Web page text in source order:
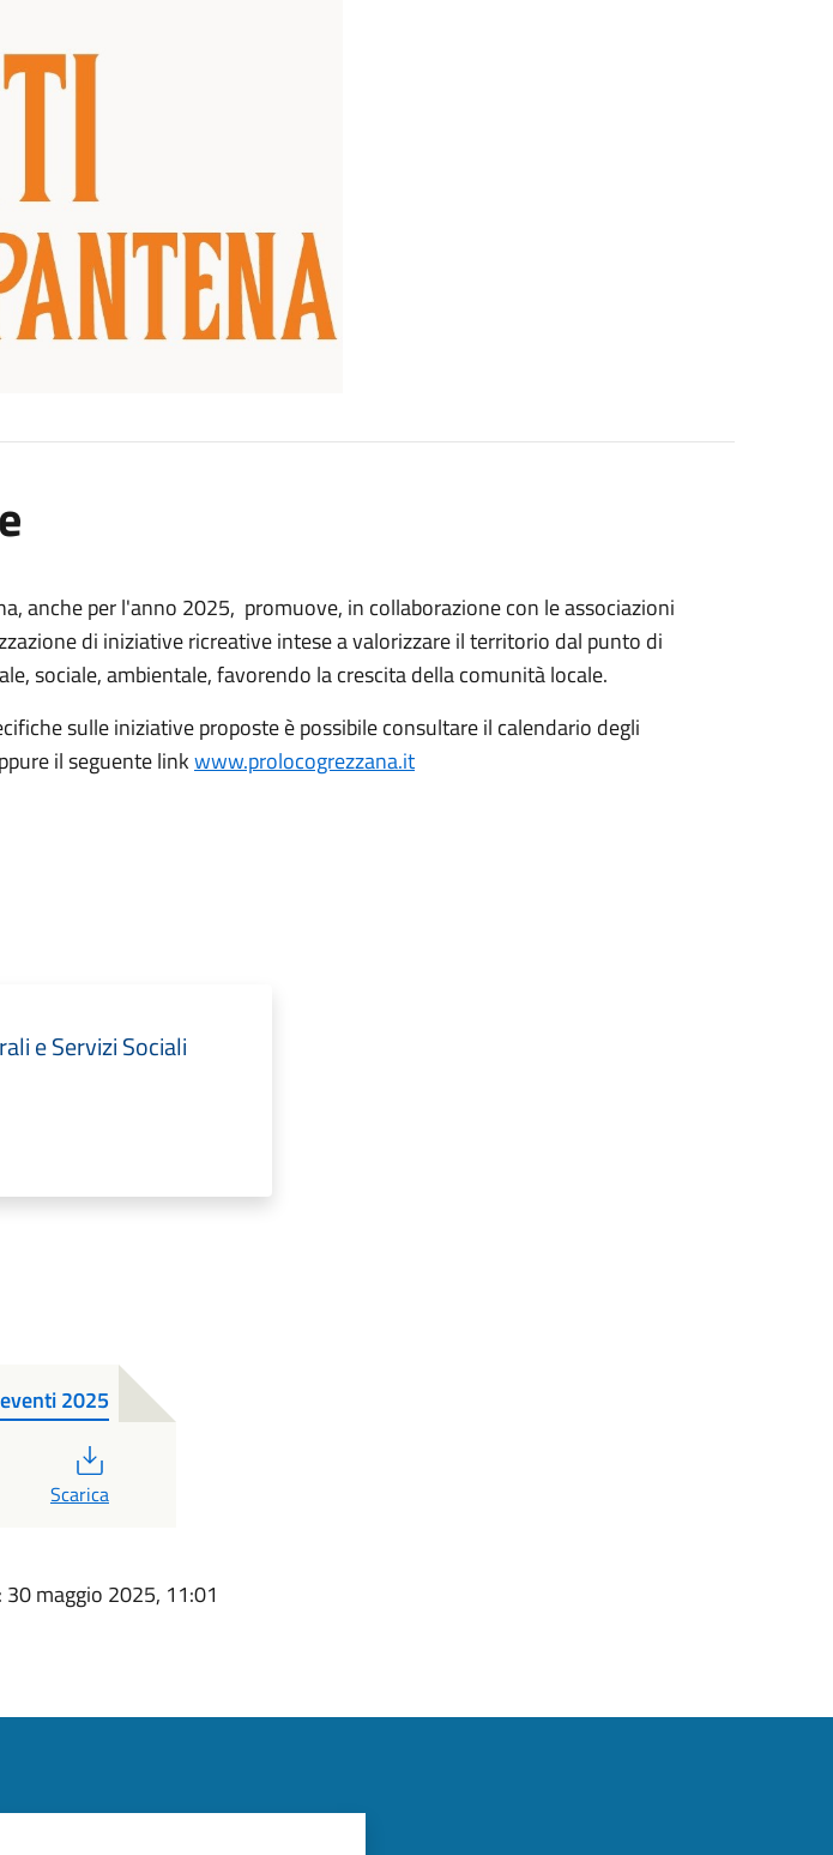
anche per l'anno 2025, promuove, in collaborazione con le associazioni
di iniziative ricreative intese a valorizzare il territorio dal punto di
sociale, ambientale, favorendo la crescita della comunità locale.
sulle iniziative proposte è possibile consultare il calendario degli
il seguente linkwww.prolocogrezzana.it
e Servizi Sociali
2025
Scarica
: 30 maggio 2025, 11:01